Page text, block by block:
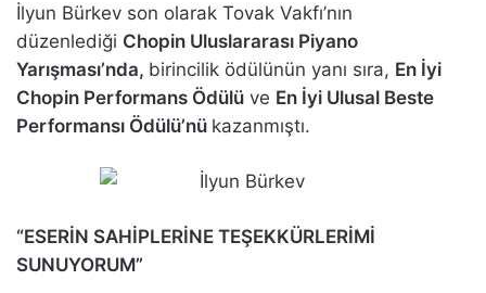
İlyun Bürkev son olarak Tovak Vakfı’nın
düzenlediği Chopin Uluslararası Piyano
Yarışması’nda, birincilik ödülünün yanı sıra, En İyi
Chopin Performans Ödülü ve En İyi Ulusal Beste
Performansı Ödülü’nü kazanmıştı.
“ESERİN SAHİPLERİNE TEŞEKKÜRLERİMİ
SUNUYORUM”